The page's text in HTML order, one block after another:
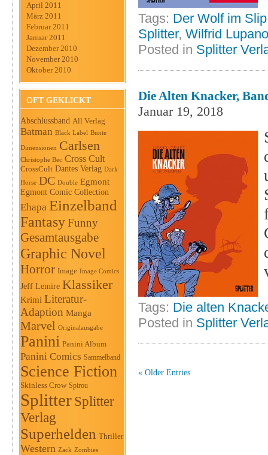
April 2011
März 2011
Februar 2011
Januar 2011
Dezember 2010
November 2010
Oktober 2010
OFT GEKLICKT
Abschlussband All Verlag
Batman Black Label Bunte
Dimensionen Carlsen
Christophe Bec Cross Cult
CrossCult Dantes Verlag Dark
Horse DC Double Egmont
Egmont Comic Collection
Ehapa Einzelband
FantasyFunny
Gesamtausgabe
Graphic Novel
Horror Image Image Comics
Jeff Lemire Klassiker
Krimi Literatur-
Adaption Manga
Marvel Originalausgabe
Panini Panini Album
Panini Comics Sammelband
Science Fiction
Skinless Crow Spirou
Splitter Splitter
Verlag
Superhelden Thriller
Western Zack Zombies
Tags: Der Wolf im Slip
Splitter, Wilfrid Lupano
Posted in Splitter
Die Alten Knacker,
Januar 19, 2018
Tags: Die alten
Posted in Splitter
« Older Entries